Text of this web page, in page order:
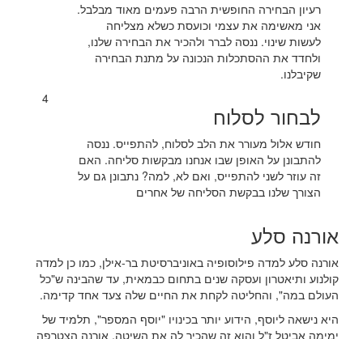
רעיון הבחירה החופשית הרבה פעמים מאוד מבלבל.
אני מאשימה את עצמי וכועסת כשלא מצליחה
לעשות שינוי. ננסה לברר ולהכיר את הבחירה שלנו,
ולחדד את ההסתכלות הנכונה על מתנת הבחירה
שקיבלנו.
4
לבחור לסלוח
חודש אלול מעורר את הלב לסלוח, להתפייס. ננסה
להתבונן על האופן שבו אנחנו מבקשות סליחה. האם
זה עוזר לשני להתפייס, ואם לא, למה? נתבונן גם על
הצורך שלנו בבקשת הסליחה של אחרים
אורנה סלע
אורנה סלע למדה פילוסופיה באוניברסיטת בר-אילן, כמו כן למדה
קולנוע ותיאטרון ועסקה שנים בתחום כבמאית, עד שהבינה ש"כל
העולם במה", והחליטה לקחת את החיים שלה צעד אחד קדימה.
היא נישאה ליוסף, הידוע יותר בכינויו "יוסף המספר", תלמיד של
ימימה אביטל ז"ל והוא זה שהכיר לה את השיטה. אורנה הצטרפה